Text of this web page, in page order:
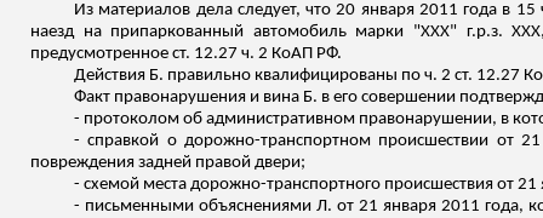
Из материалов дела следует, что 20 января 2011 года в
наезд на припаркованный автомобиль марки "ХХХ" г.р.з.
предусмотренное ст. 12.27 ч. 2 КоАП РФ.
Действия Б. правильно квалифицированы по ч. 2 ст. 12.27
Факт правонарушения и вина Б. в его совершении
- протоколом об административном правонарушении, в
- справкой о дорожно-транспортном происшествии от
повреждения задней правой двери;
- схемой места дорожно-транспортного происшествия от 21
- письменными объяснениями Л. от 21 января 2011 года,